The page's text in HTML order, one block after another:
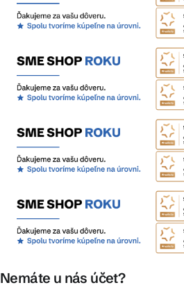
Nemáte u nás účet?